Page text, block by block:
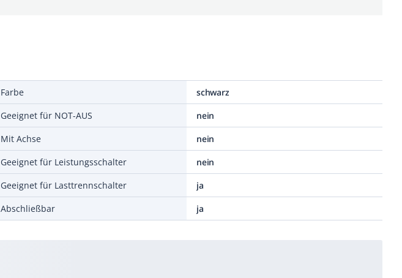
Farbe
schwarz
Geeignet für NOT-AUS
nein
Mit Achse
nein
Geeignet für Leistungsschalter
nein
Geeignet für Lasttrennschalter
ja
Abschließbar
ja